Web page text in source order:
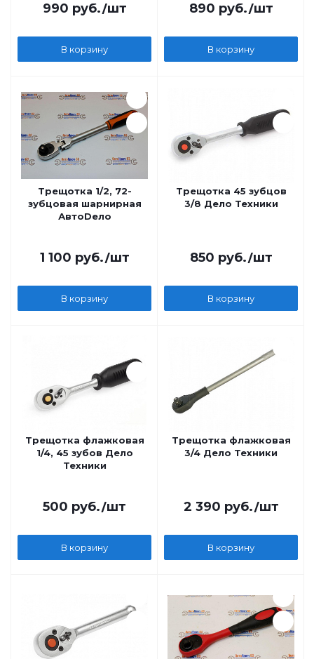
990 руб./шт
В корзину
890 руб./шт
В корзину
Трещотка 1/2, 72-
зубцовая шарнирная
АвтоDело
1 100 руб./шт
В корзину
Трещотка 45 зубцов
3/8 Дело Техники
850 руб./шт
В корзину
Трещотка флажковая
1/4, 45 зубов Дело
Техники
500 руб./шт
В корзину
Трещотка флажковая
3/4 Дело Техники
2 390 руб./шт
В корзину